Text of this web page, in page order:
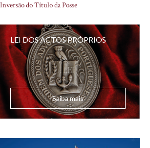
do Título da Posse
LEI DOS ACTOS PRÓPRIOS
Saiba mais